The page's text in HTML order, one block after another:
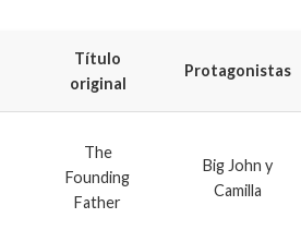
Título
original
Protagonistas
The
Founding
Father
Big John y
Camilla